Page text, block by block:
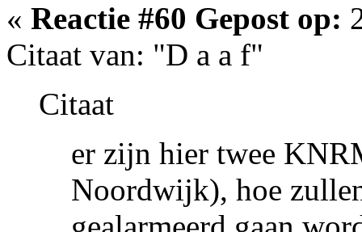
« Reactie #60 Gepost op:
Citaat van: "D a a f"
Citaat
er zijn hier twee
Noordwijk), hoe